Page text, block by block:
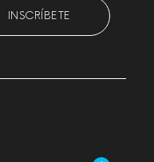
leave this field empty.